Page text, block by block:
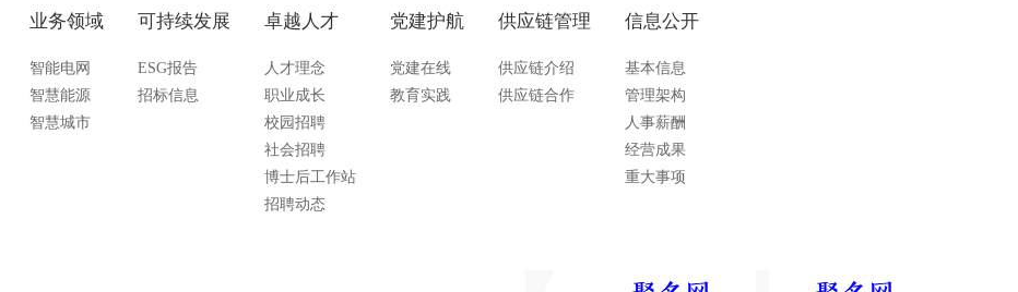
业务领域
智能电网
智慧能源
智慧城市
可持续发展
ESG报告
招标信息
卓越人才
人才理念
职业成长
校园招聘
社会招聘
博士后工作站
招聘动态
党建护航
党建在线
教育实践
供应链管理
供应链介绍
供应链合作
信息公开
基本信息
管理架构
人事薪酬
经营成果
重大事项